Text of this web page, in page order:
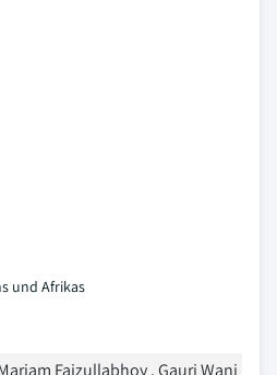
und Afrikas
Faizullabhoy , Gauri Wani